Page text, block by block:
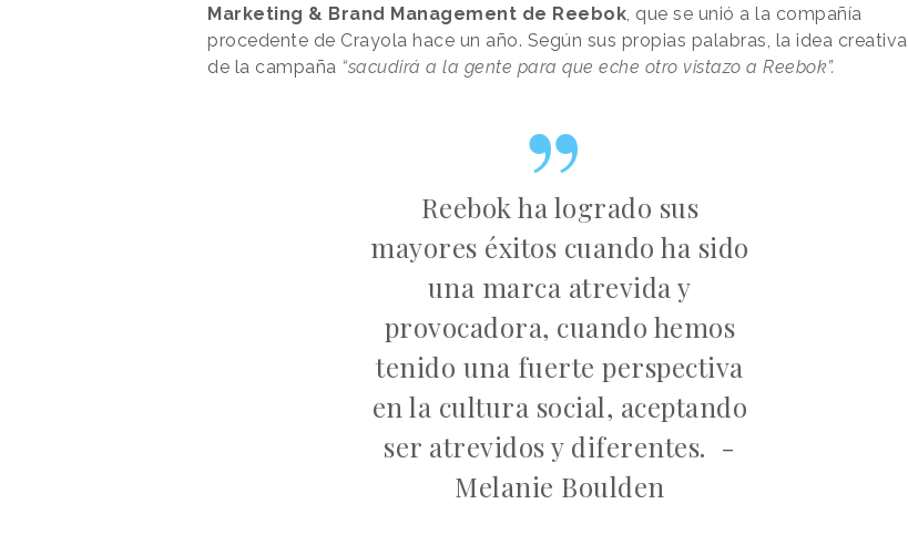
Marketing & Brand Management de Reebok, que se unió a la compañía
procedente de Crayola hace un año. Según sus propias palabras, la idea creativa
de la campaña “sacudirá a la gente para que eche otro vistazo a Reebok”.
Reebok ha logrado sus
mayores éxitos cuando ha sido
una marca atrevida y
provocadora, cuando hemos
tenido una fuerte perspectiva
en la cultura social, aceptando
ser atrevidos y diferentes. -
Melanie Boulden